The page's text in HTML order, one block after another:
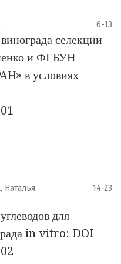
6-13
селекции
и ФГБУН
в условиях
Наталья
14-23
для
in vitro: DOI